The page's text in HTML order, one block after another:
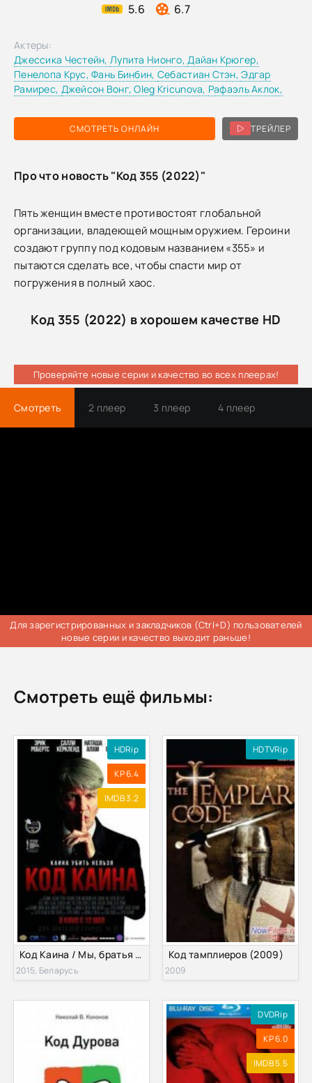
5.6 6.7
СМОТРЕТЬ ОНЛАЙН ТРЕЙЛЕР
Актеры:
Джессика Честейн,Лупита Нионго,Дайан Крюгер,
Пенелопа Крус,Фань Бинбин, Себастиан Стэн,Эдгар
Рамирес, Джейсон Вонг,Oleg Kricunova, Рафаэль Аклок,
Про что новость "Код 355 (2022)"
Пять женщин вместе противостоят глобальной
организации, владеющей мощным оружием. Героини
создают группу под кодовым названием «355» и
пытаются сделать все, чтобы спасти мир от
погружения в полный хаос.
Код 355 (2022) в хорошем качестве HD
Проверяйте новые серии и качество во всех плеерах!
Смотреть 2 плеер 3 плеер 4 плеер
Для зарегистрированных и закладчиков (Ctrl+D) пользователей
новые серии и качество выходит раньше!
Смотреть ещё фильмы:
HDRip
KP 6.4
IMDB 3.2
Код Каина / Мы, братья (2015)
2015, Беларусь
HDTVRip
Код тамплиеров (2009)
2009
DVDRip
KP 6.0
IMDB 5.5